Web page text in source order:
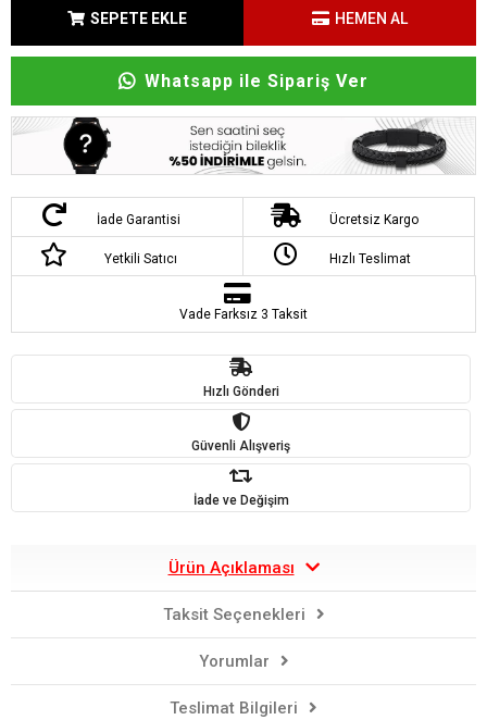
SEPETE EKLE HEMEN AL
Whatsapp ile Sipariş Ver
İade Garantisi Ücretsiz Kargo
Yetkili Satıcı Hızlı Teslimat
Vade Farksız 3 Taksit
Hızlı Gönderi
Güvenli Alışveriş
İade ve Değişim
Ürün Açıklaması
Taksit Seçenekleri
Yorumlar
Teslimat Bilgileri